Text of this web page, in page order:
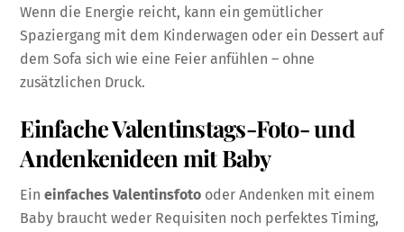
Wenn die Energie reicht, kann ein gemütlicher
Spaziergang mit dem Kinderwagen oder ein Dessert auf
dem Sofa sich wie eine Feier anfühlen – ohne
zusätzlichen Druck.
Einfache Valentinstags-Foto- und
Andenkenideen mit Baby
Eineinfaches Valentinsfoto oder Andenken mit einem
Baby braucht weder Requisiten noch perfektes Timing,